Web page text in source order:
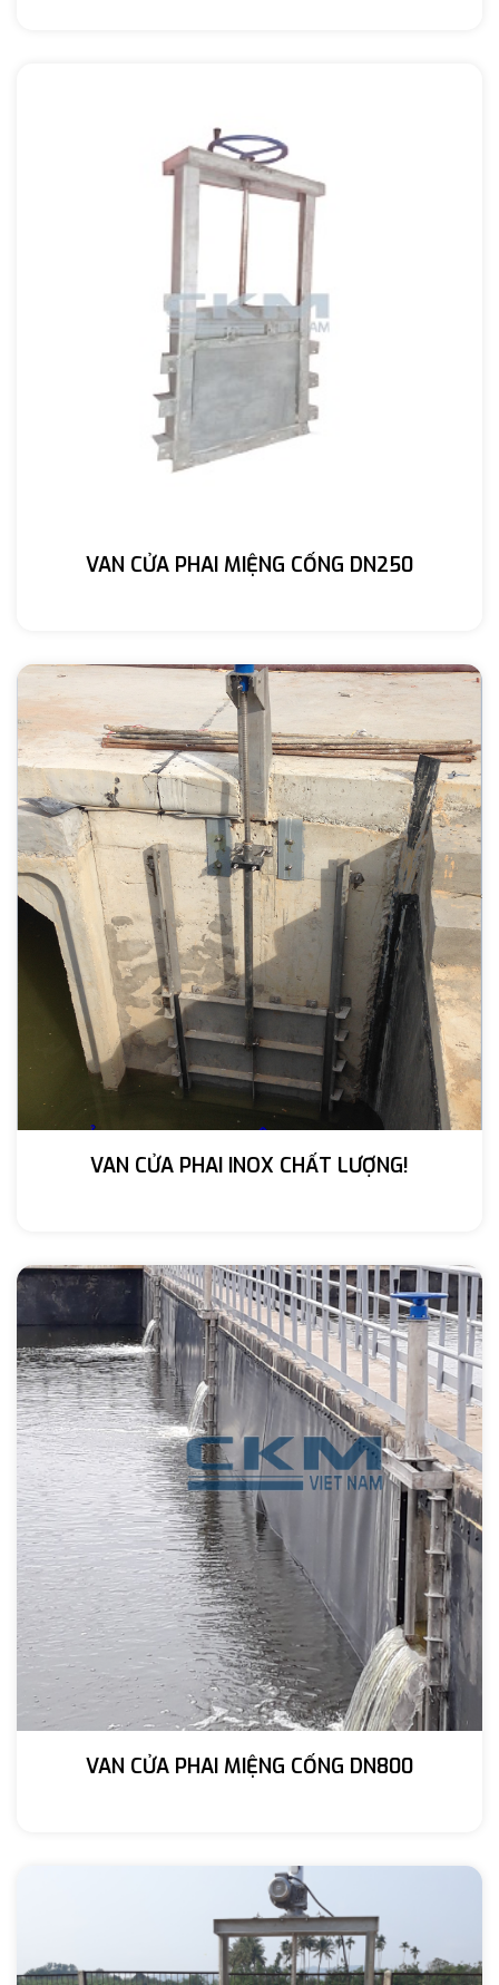
VAN CỬA PHAI MIỆNG CỐNG DN250
VAN CỬA PHAI INOX CHẤT LƯỢNG!
VAN CỬA PHAI MIỆNG CỐNG DN800